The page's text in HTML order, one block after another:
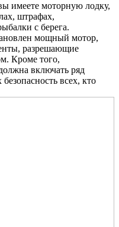
имеете моторную лодку,
штрафах,
с берега.
мощный мотор,
разрешающие
Кроме того,
включать ряд
всех, кто